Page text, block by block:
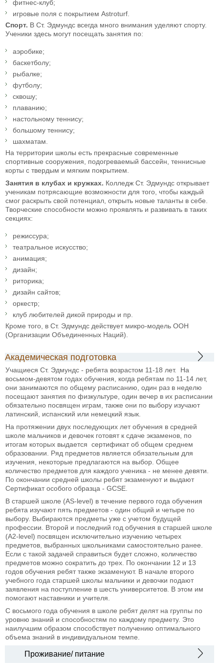
фитнес-клуб;
игровые поля с покрытием Astroturf.
Спорт. В Ст. Эдмундс всегда много внимания уделяют спорту.
Ученики здесь могут посещать занятия по:
аэробике;
баскетболу;
рыбалке;
футболу;
сквошу;
плаванию;
настольному теннису;
большому теннису;
шахматам.
На территории школы есть прекрасные современные
спортивные сооружения, подогреваемый бассейн, теннисные
корты с твердым и мягким покрытием.
Занятия в клубах и кружках. Колледж Ст. Эдмундс открывает
ученикам потрясающие возможности для того, чтобы каждый
смог раскрыть свой потенциал, открыть новые таланты в себе.
Творческие способности можно проявлять и развивать в таких
секциях:
режиссура;
театральное искусство;
анимация;
дизайн;
риторика;
дизайн сайтов;
оркестр;
клуб любителей дикой природы и пр.
Кроме того, в Ст. Эдмундс действует микро-модель ООН
(Организации Объединенных Наций).
Академическая подготовка
Учащиеся Ст. Эдмундс - ребята возрастом 11-18 лет. На
восьмом-девятом годах обучения, когда ребятам по 11-14 лет,
они занимаются по общему расписанию, один раз в неделю
посещают занятия по физкультуре, один вечер в их расписании
обязательно посвящен играм, также они по выбору изучают
латинский, испанский или немецкий язык.
На протяжении двух последующих лет обучения в средней
школе мальчиков и девочек готовят к сдаче экзаменов, по
итогам которых выдается сертификат об общем среднем
образовании. Ряд предметов является обязательным для
изучения, некоторые предлагаются на выбор. Общее
количество предметов для каждого ученика - не менее девяти.
По окончании средней школы ребят экзаменуют и выдают
Сертификат особого образца - GCSE.
В старшей школе (AS-level) в течение первого года обучения
ребята изучают пять предметов - один общий и четыре по
выбору. Выбираются предметы уже с учетом будущей
профессии. Второй и последний год обучения в старшей школе
(A2-level) посвящен исключительно изучению четырех
предметов, выбранных школьниками самостоятельно ранее.
Если с такой задачей справиться будет сложно, количество
предметов можно сократить до трех. По окончании 12 и 13
годов обучения ребят также экзаменуют. В начале второго
учебного года старшей школы мальчики и девочки подают
заявления на поступление в шесть университетов. В этом им
помогают наставники и учителя.
С восьмого года обучения в школе ребят делят на группы по
уровню знаний и способностям по каждому предмету. Это
наилучшим образом способствует получению оптимального
объема знаний в индивидуальном темпе.
Проживание/ питание